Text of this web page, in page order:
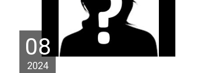
08
2024